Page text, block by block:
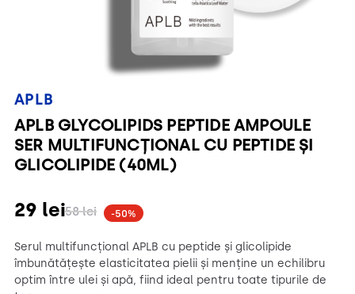
APLB
APLB GLYCOLIPIDS PEPTIDE AMPOULE
SER MULTIFUNCȚIONAL CU PEPTIDE ȘI
GLICOLIPIDE (40ML)
58lei
29 lei -50%
Serul multifuncțional APLB cu peptide și glicolipide
îmbunătățește elasticitatea pielii și menține un echilibru
optim între ulei și apă, fiind ideal pentru toate tipurile de